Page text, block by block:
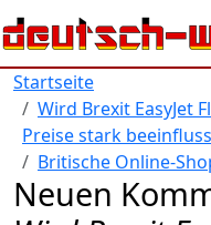
Direkt zum Inhalt
Startseite
Wird Brexit EasyJet
Preise stark
Britische Online-
Neuen